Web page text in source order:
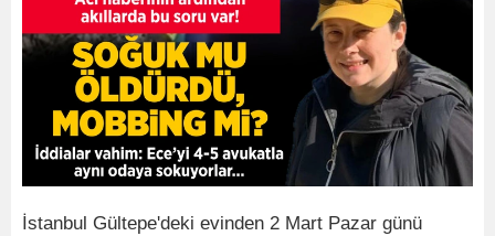
İstanbul Gültepe'deki evinden 2 Mart Pazar günü